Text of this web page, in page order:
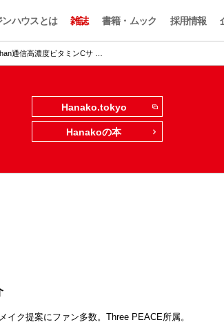
ンハウスとは 雑誌 書籍・ムック 採用情報
通信高濃度ビタミンCサ …
Hanako.tokyo
Hanakoの本
ク提案にファン多数。Three PEACE所属。